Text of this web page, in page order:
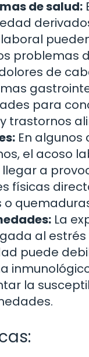
de salud:
problemas
de
para
trastornos
En algunos
el acoso
a
físicas
o
La
al estrés
puede
la